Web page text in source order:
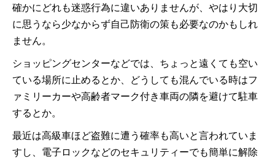
確かにどれも迷惑行為に違いありませんが、やはり大切
に思うなら少なからず自己防衛の策も必要なのかもしれ
ません。
ショッピングセンターなどでは、ちょっと遠くても空い
ている場所に止めるとか、どうしても混んでいる時はフ
ァミリーカーや高齢者マーク付き車両の隣を避けて駐車
するとか。
最近は高級車ほど盗難に遭う確率も高いと言われていま
すし、電子ロックなどのセキュリティーでも簡単に解除